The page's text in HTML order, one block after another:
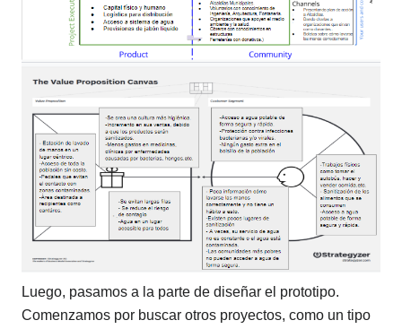
Luego, pasamos a la parte de diseñar el prototipo.
Comenzamos por buscar otros proyectos, como un tipo